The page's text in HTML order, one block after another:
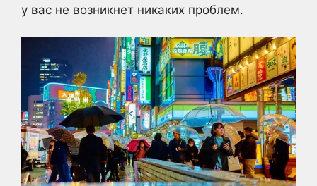
у вас не возникнет никаких проблем.